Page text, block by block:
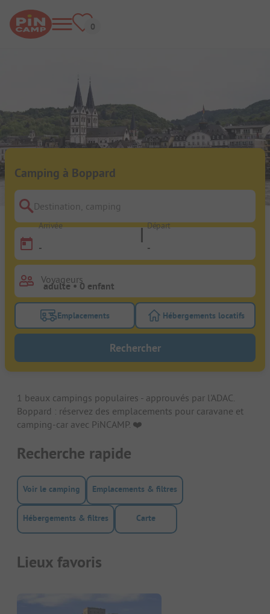
Camping à Boppard
Destination, camping
Arrivée
-
Départ
-
Voyageurs
Activez le bouton de filtre emplacements pour
Emplacements Activez le bouton
Hébergements locatifs
Rechercher
1 beaux campings populaires - approuvés par l'ADAC.
Boppard : réservez des emplacements pour caravane et
camping-car avec PiNCAMP. ❤️️
Recherche rapide
Voir le camping Emplacements & filtres
Hébergements & filtres Carte
Lieux favoris